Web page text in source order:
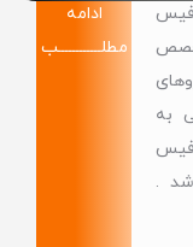
به
.
ادامه
مطلــــــــــــب